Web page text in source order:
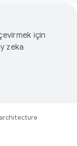
için
zeka